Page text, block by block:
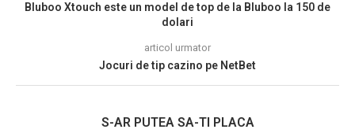
Bluboo Xtouch este un model de top de la Bluboo la 150 de
dolari
articol urmator
Jocuri de tip cazino pe NetBet
S-AR PUTEA SA-TI PLACA